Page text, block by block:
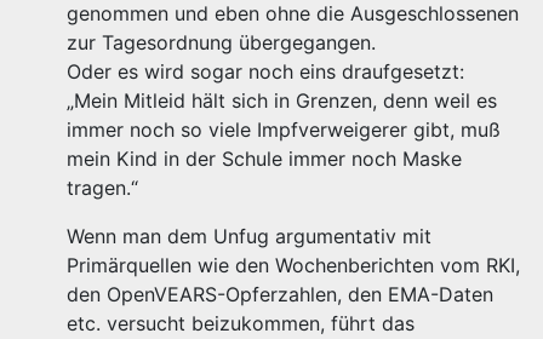
genommen und eben ohne die Ausgeschlossenen
zur Tagesordnung übergegangen.
Oder es wird sogar noch eins draufgesetzt:
„Mein Mitleid hält sich in Grenzen, denn weil es
immer noch so viele Impfverweigerer gibt, muß
mein Kind in der Schule immer noch Maske
tragen.“
Wenn man dem Unfug argumentativ mit
Primärquellen wie den Wochenberichten vom RKI,
den OpenVEARS-Opferzahlen, den EMA-Daten
etc. versucht beizukommen, führt das